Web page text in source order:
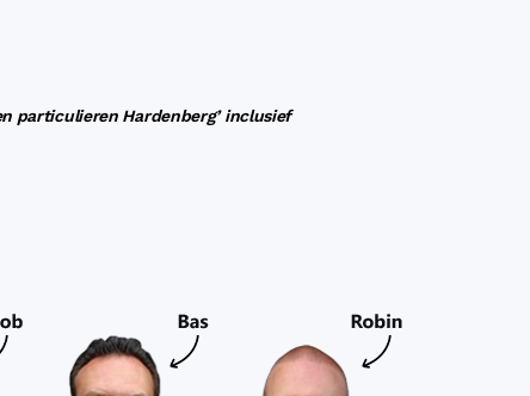
particulieren Hardenberg’ inclusief